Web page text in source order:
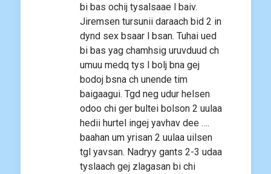
bi bas ochij tysalsaae l baiv.
Jiremsen tursunii daraach bid 2 in
dynd sex bsaar l bsan. Tuhai ued
bi bas yag chamhsig uruvduud ch
umuu medq tys l bolj bna gej
bodoj bsna ch unende tim
baigaagui. Tgd neg udur helsen
odoo chi ger bultei bolson 2 uulaa
hedii hurtel ingej yavhav dee ….
baahan um yrisan 2 uulaa uilsen
tgl yavsan. Nadryy gants 2-3 udaa
tyslaach gej zlagasan bi chi